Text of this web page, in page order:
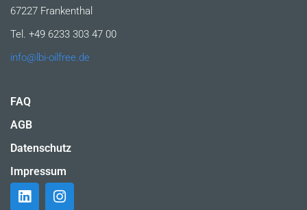
67227 Frankenthal
Tel. +49 6233 303 47 00
info@lbi-oilfree.de
FAQ
AGB
Datenschutz
Impressum